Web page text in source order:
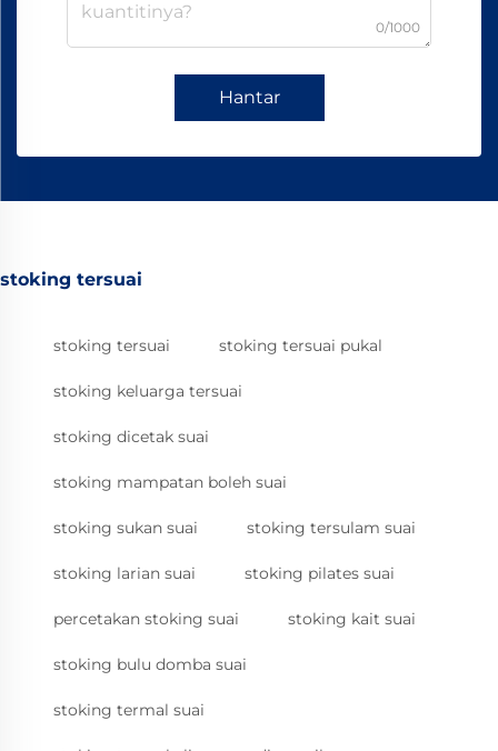
0/1000
Hantar
stoking tersuai
stoking tersuai stoking tersuai pukal
stoking keluarga tersuai
stoking dicetak suai
stoking mampatan boleh suai
stoking sukan suai stoking tersulam suai
stoking larian suai stoking pilates suai
percetakan stoking suai stoking kait suai
stoking bulu domba suai
stoking termal suai